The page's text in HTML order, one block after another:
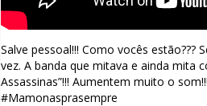
Salve pessoal!!! Como vocês
vez. A banda que mitava e ainda mita
Assassinas”!!! Aumentem muito o som!!!
#Mamonasprasempre